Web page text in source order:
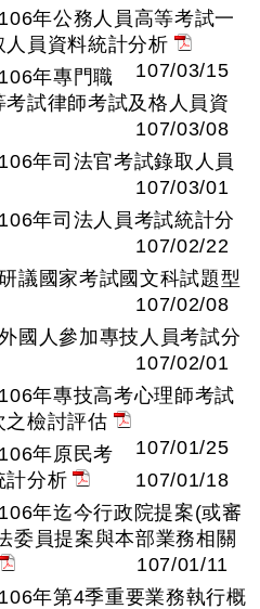
年公務人員高等考試一
員資料統計分析
107/03/15
年專門職
試律師考試及格人員資
107/03/08
年司法官考試錄取人員
107/03/01
年司法人員考試統計分
107/02/22
議國家考試國文科試題型
107/02/08
國人參加專技人員考試分
107/02/01
年專技高考心理師考試
之檢討評估
107/01/25
年原民考
計分析
107/01/18
年迄今行政院提案(或審
委員提案與本部業務相關
107/01/11
年第4季重要業務執行概